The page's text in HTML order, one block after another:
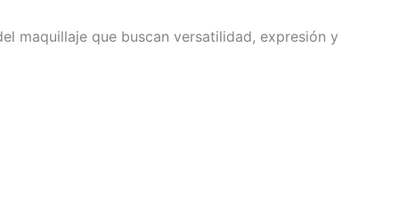
maquillaje que buscan versatilidad, expresión y